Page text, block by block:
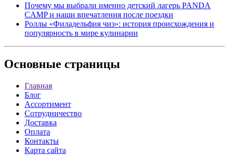
Почему мы выбрали именно детский лагерь PANDA
CAMP и наши впечатления после поездки
Роллы «Филадельфия чиз»: история происхождения и
популярность в мире кулинарии
Основные страницы
Главная
Блог
Ассортимент
Сотрудничество
Доставка
Оплата
Контакты
Карта сайта